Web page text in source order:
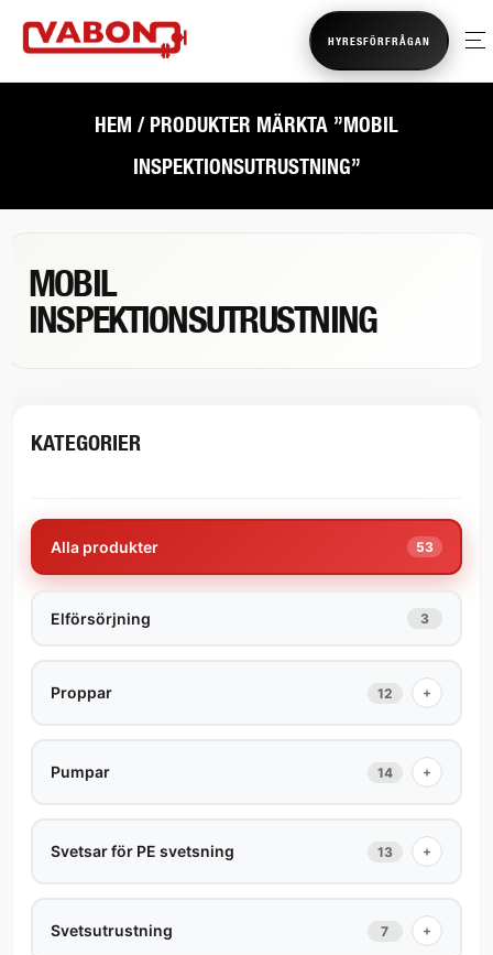
HYRESFÖRFRÅGAN
HEM / PRODUKTER MÄRKTA ”MOBIL
INSPEKTIONSUTRUSTNING”
MOBIL
INSPEKTIONSUTRUSTNING
KATEGORIER
Alla produkter 53
Elförsörjning 3
Proppar 12 +
Pumpar 14 +
Svetsar för PE svetsning 13 +
Svetsutrustning 7 +